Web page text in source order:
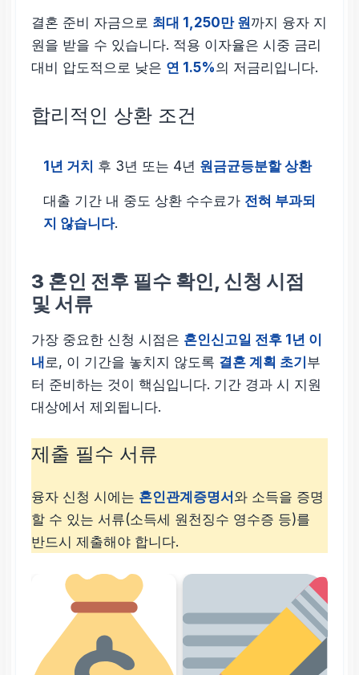
결혼 준비 자금으로 최대 1,250만 원까지 융자 지
원을 받을 수 있습니다. 적용 이자율은 시중 금리
대비 압도적으로 낮은 연 1.5%의 저금리입니다.
합리적인 상환 조건
1년 거치 후 3년 또는 4년 원금균등분할 상환
대출 기간 내 중도 상환 수수료가 전혀 부과되
지 않습니다.
3 혼인 전후 필수 확인, 신청 시점
및 서류
가장 중요한 신청 시점은 혼인신고일 전후 1년 이
내 로, 이 기간을 놓치지 않도록 결혼 계획 초기부
터 준비하는 것이 핵심입니다. 기간 경과 시 지원
대상에서 제외됩니다.
제출 필수 서류
융자 신청 시에는 혼인관계증명서 와 소득을 증명
할 수 있는 서류(소득세 원천징수 영수증 등)를
반드시 제출해야 합니다.